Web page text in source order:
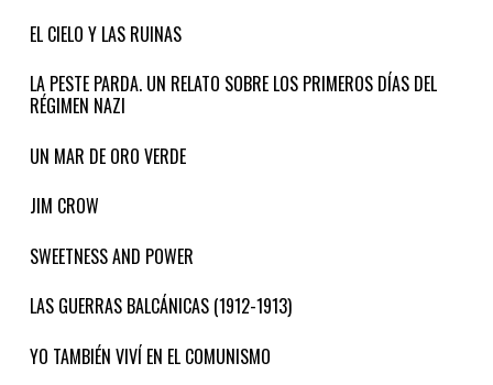
EL CIELO Y LAS RUINAS
LA PESTE PARDA. UN RELATO SOBRE LOS PRIMEROS DÍAS DEL
RÉGIMEN NAZI
UN MAR DE ORO VERDE
JIM CROW
SWEETNESS AND POWER
LAS GUERRAS BALCÁNICAS (1912-1913)
YO TAMBIÉN VIVÍ EN EL COMUNISMO